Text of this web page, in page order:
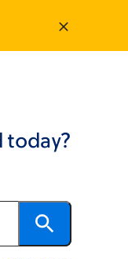
today?